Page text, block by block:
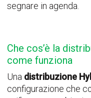
segnare in agenda.
Che cos’è la
come funziona
Una distribuzione
configurazione che